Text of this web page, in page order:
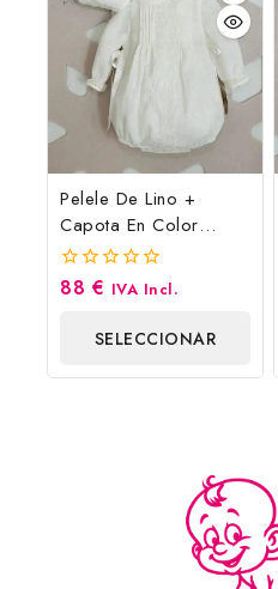
Pelele De Lino +
Capota En Color
Blanco Roto
0
88 € IVA Incl.
SELECCIONAR
OPCIONES